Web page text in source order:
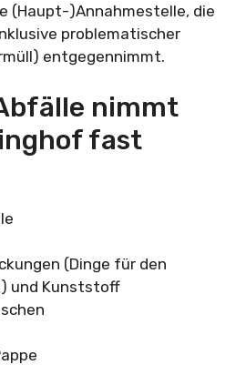
(Haupt-)Annahmestelle, die
problematischer
entgegennimmt.
nimmt
fast
(Dinge für den
und Kunststoff